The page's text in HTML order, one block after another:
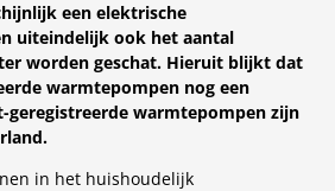
een elektrische
uiteindelijk ook het aantal
worden geschat. Hieruit blijkt dat
warmtepompen nog een
warmtepompen zijn
in het huishoudelijk